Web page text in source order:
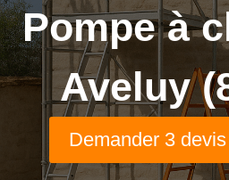
Pompe à
Aveluy
Demander 3